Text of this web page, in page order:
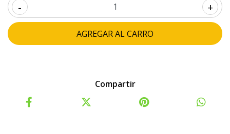
- +
Compartir